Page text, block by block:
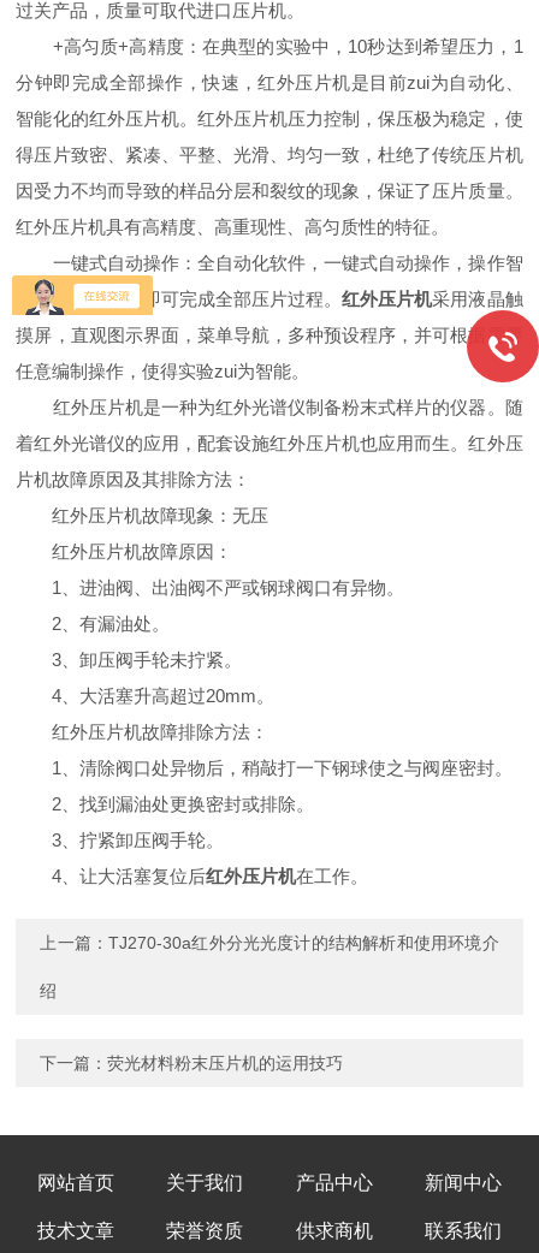
过关产品，质量可取代进口压片机。
+高匀质+高精度：在典型的实验中，10秒达到希望压力，1
分钟即完成全部操作，快速，红外压片机是目前zui为自动化、
智能化的红外压片机。红外压片机压力控制，保压极为稳定，使
得压片致密、紧凑、平整、光滑、均匀一致，杜绝了传统压片机
因受力不均而导致的样品分层和裂纹的现象，保证了压片质量。
红外压片机具有高精度、高重现性、高匀质性的特征。
一键式自动操作：全自动化软件，一键式自动操作，操作智
能快速，按一键即可完成全部压片过程。红外压片机采用液晶触
摸屏，直观图示界面，菜单导航，多种预设程序，并可根据需要
任意编制操作，使得实验zui为智能。
红外压片机是一种为红外光谱仪制备粉末式样片的仪器。随
着红外光谱仪的应用，配套设施红外压片机也应用而生。红外压
片机故障原因及其排除方法：
红外压片机故障现象：无压
红外压片机故障原因：
1、进油阀、出油阀不严或钢球阀口有异物。
2、有漏油处。
3、卸压阀手轮未拧紧。
4、大活塞升高超过20mm。
红外压片机故障排除方法：
1、清除阀口处异物后，稍敲打一下钢球使之与阀座密封。
2、找到漏油处更换密封或排除。
3、拧紧卸压阀手轮。
4、让大活塞复位后红外压片机在工作。
上一篇：TJ270-30a红外分光光度计的结构解析和使用环境介
绍
下一篇：荧光材料粉末压片机的运用技巧
网站首页 关于我们 产品中心 新闻中心
技术文章 荣誉资质 供求商机 联系我们